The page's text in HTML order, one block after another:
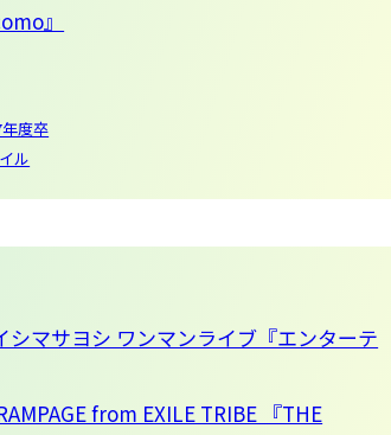
』
度卒
ル
シマサヨシ ワンマンライブ『エンターテ
from EXILE TRIBE 『THE